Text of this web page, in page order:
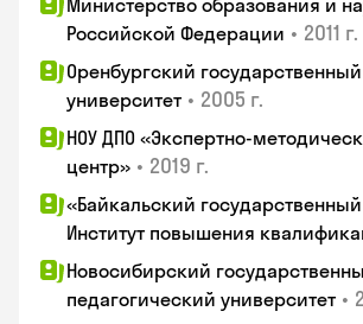
Министерство образования и
Российской Федерации • 2011 г.
Оренбургский государственный
университет • 2005 г.
НОУ ДПО «Экспертно-
центр» • 2019 г.
«Байкальский
Институт повышения
Новосибирский
педагогический университет •